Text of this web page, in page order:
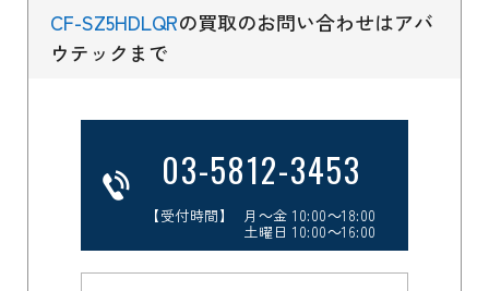
CF-SZ5HDLQRの買取のお問い合わせはアバ
ウテックまで
03-5812-3453
【受付時間】 月～金 10:00～18:00
土曜日 10:00～16:00